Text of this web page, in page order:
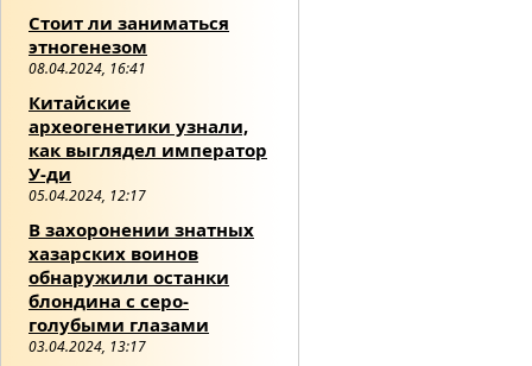
Стоит ли заниматься
этногенезом
08.04.2024, 16:41
Китайские
археогенетики узнали,
как выглядел император
У-ди
05.04.2024, 12:17
В захоронении знатных
хазарских воинов
обнаружили останки
блондина с серо-
голубыми глазами
03.04.2024, 13:17